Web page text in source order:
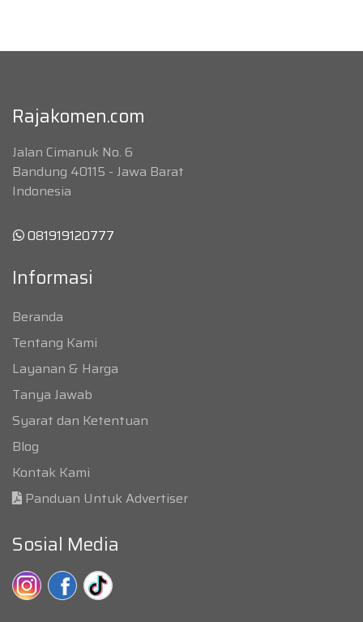
Rajakomen.com
Jalan Cimanuk No. 6
Bandung 40115 - Jawa Barat
Indonesia
081919120777
Informasi
Beranda
Tentang Kami
Layanan & Harga
Tanya Jawab
Syarat dan Ketentuan
Blog
Kontak Kami
Panduan Untuk Advertiser
Sosial Media